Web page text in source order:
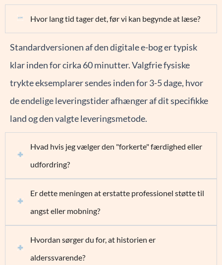
Hvor lang tid tager det, før vi kan begynde at læse?
Standardversionen af den digitale e-bog er typisk
klar inden for cirka 60 minutter. Valgfrie fysiske
trykte eksemplarer sendes inden for 3-5 dage, hvor
de endelige leveringstider afhænger af dit specifikke
land og den valgte leveringsmetode.
Hvad hvis jeg vælger den "forkerte" færdighed eller
udfordring?
Er dette meningen at erstatte professionel støtte til
angst eller mobning?
Hvordan sørger du for, at historien er
alderssvarende?